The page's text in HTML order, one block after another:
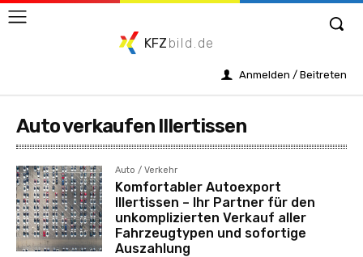
KFZ bild.de
Anmelden / Beitreten
Auto verkaufen Illertissen
Auto / Verkehr
Komfortabler Autoexport
Illertissen – Ihr Partner für den
unkomplizierten Verkauf aller
Fahrzeugtypen und sofortige
Auszahlung